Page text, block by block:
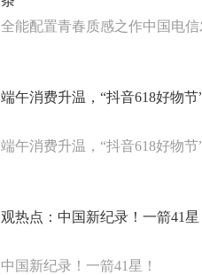
全能配置青春质感之作中国电
端午消费升温，“抖音618好物
端午消费升温，“抖音618好物
观热点：中国新纪录！一箭41星
中国新纪录！一箭41星！